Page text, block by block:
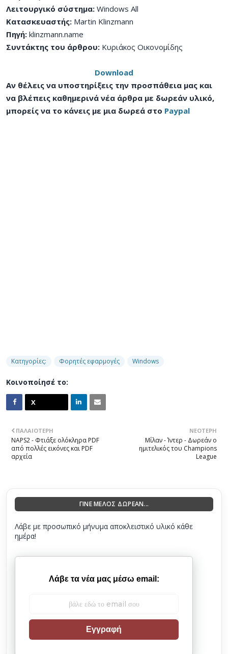
Λειτουργικό σύστημα: Windows All
Κατασκευαστής: Martin Klinzmann
Πηγή: klinzmann.name
Συντάκτης του άρθρου: Κυριάκος Οικονομίδης
Download
Αν θέλεις να υποστηρίξεις την προσπάθεια μας και
να βλέπεις καθημερινά νέα άρθρα με δωρεάν υλικό,
μπορείς να το κάνεις με μια δωρεά στο Paypal
Κατηγορίες: Φορητές εφαρμογές Windows
Κοινοποίησέ το:
ΝΕΌΤΕΡΗ
Μίλαν - Ίντερ - Δωρεάν ο
ημιτελικός του Champions
League
ΠΑΛΑΙΌΤΕΡΗ
NAPS2 - Φτιάξε ολόκληρα PDF
από πολλές εικόνες και PDF
αρχεία
ΓΙΝΕ ΜΕΛΟΣ ΔΩΡΕΑΝ...
Λάβε με προσωπικό μήνυμα αποκλειστικό υλικό κάθε
ημέρα!
Λάβε τα νέα μας μέσω email:
Εγγραφή